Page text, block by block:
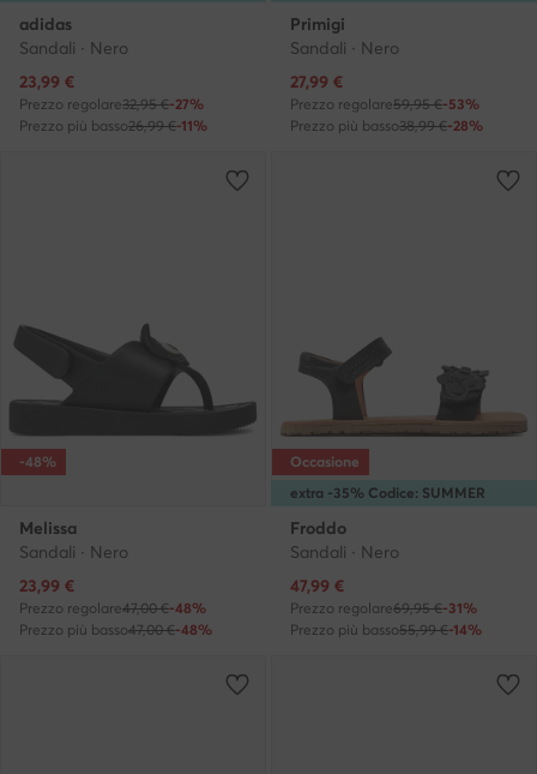
adidas
Sandali · Nero
Prezzo attuale
23,99 €
Prezzo regolare32,95 €-27%
Prezzo più basso26,99 €-11%
Primigi
Sandali · Nero
Prezzo attuale
27,99 €
Prezzo regolare59,95 €-53%
Prezzo più basso38,99 €-28%
-48%
Melissa
Sandali · Nero
Prezzo attuale
23,99 €
Prezzo regolare47,00 €-48%
Prezzo più basso47,00 €-48%
extra -35% Codice: SUMMER
Occasione
Froddo
Sandali · Nero
Prezzo attuale
47,99 €
Prezzo regolare69,95 €-31%
Prezzo più basso55,99 €-14%